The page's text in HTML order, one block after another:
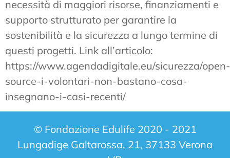
necessità di maggiori risorse, finanziamenti e
supporto strutturato per garantire la
sostenibilità e la sicurezza a lungo termine di
questi progetti. Link all’articolo:
https://www.agendadigitale.eu/sicurezza/open-
source-i-volontari-non-bastano-cosa-
insegnano-i-casi-recenti/
© Fondazione Edulife 2020 - 2021
Lungadige Galtarossa, 21, 37133 Verona